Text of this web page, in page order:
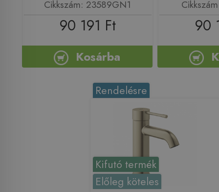
Cikkszám: 23589GN1
90 191 Ft
Kosárba
90
Kifutó termék
Előleg köteles
Rendelésre